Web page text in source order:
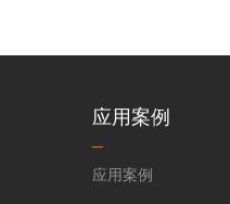
应用案例
应用案例